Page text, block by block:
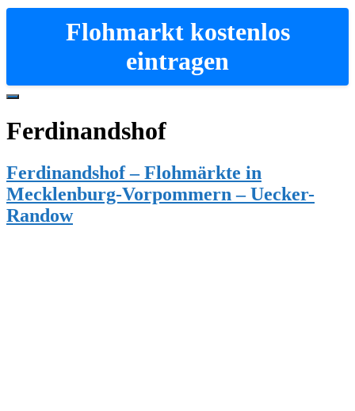
Flohmarkt kostenlos
eintragen
Hide
Content
Ferdinandshof
Ferdinandshof – Flohmärkte in
Mecklenburg-Vorpommern – Uecker-
Randow